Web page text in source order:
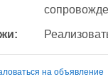
на объявление